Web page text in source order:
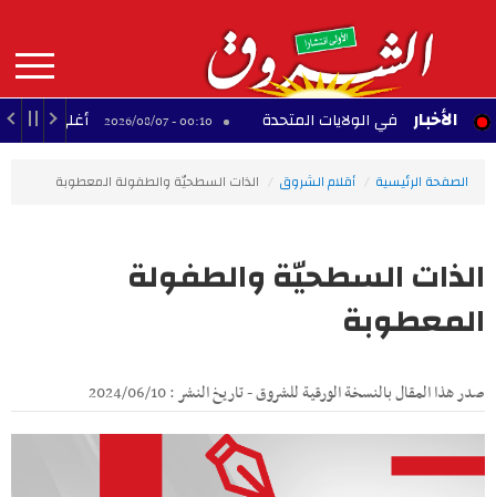
contenu
principal
MAIN
NAVIGATION الأخبار
في الولايات المتحدة 00:10 - 2026/08/07 أغلى 10 لاعبين أفارقة عبر التاريخ
الصفحة الرئيسية أقلام الشروق الذات السطحيّة والطفولة المعطوبة
الذات السطحيّة والطفولة
المعطوبة
صدر هذا المقال بالنسخة الورقية للشروق - تاريخ النشر : 2024/06/10